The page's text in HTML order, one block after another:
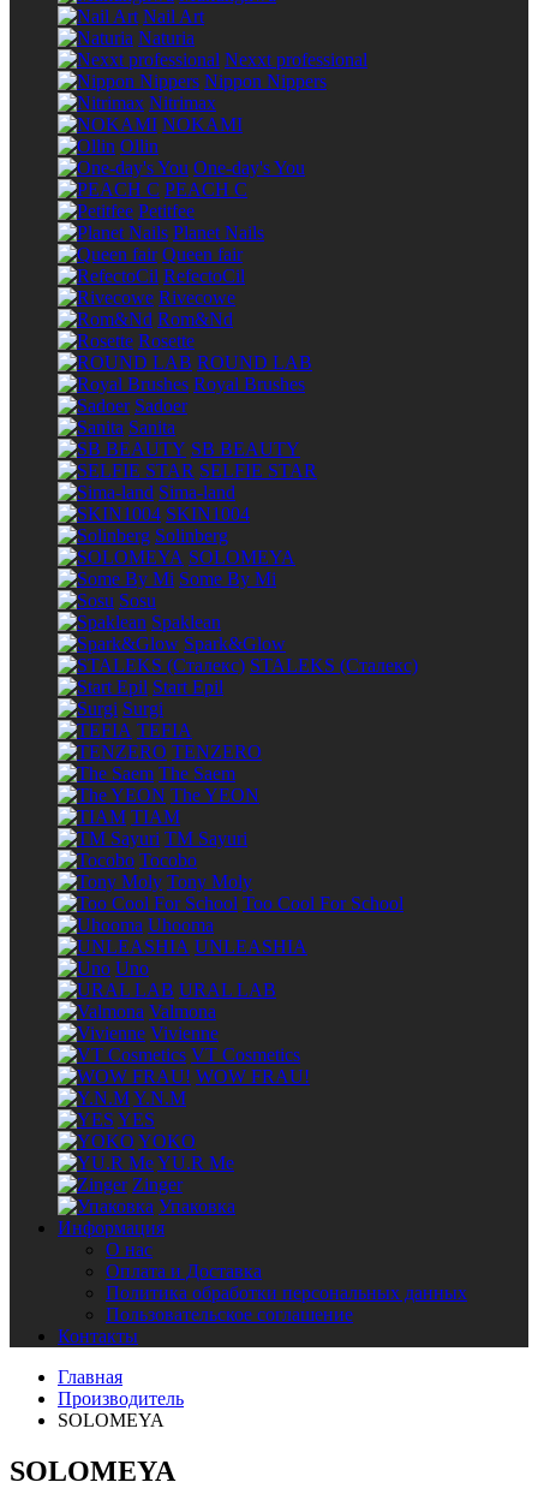
Nail Art
Naturia
Nexxt professional
Nippon Nippers
Nitrimax
NOKAMI
Ollin
One-day's You
PEACH C
Petitfee
Planet Nails
Queen fair
RefectoCil
Rivecowe
Rom&Nd
Rosette
ROUND LAB
Royal Brushes
Sadoer
Sanita
SB BEAUTY
SELFIE STAR
Sima-land
SKIN1004
Solinberg
SOLOMEYA
Some By Mi
Sosu
Spaklean
Spark&Glow
STALEKS (Сталекс)
Start Epil
Surgi
TEFIA
TENZERO
The Saem
The YEON
TIAM
TM Sayuri
Tocobo
Tony Moly
Too Cool For School
Uhooma
UNLEASHIA
Uno
URAL LAB
Valmona
Vivienne
VT Cosmetics
WOW FRAU!
Y.N.M
YES
YOKO
YU.R Me
Zinger
Упаковка
Информация
О нас
Оплата и Доставка
Политика обработки персональных данных
Пользовательское соглашение
Контакты
Главная
Производитель
SOLOMEYA
SOLOMEYA